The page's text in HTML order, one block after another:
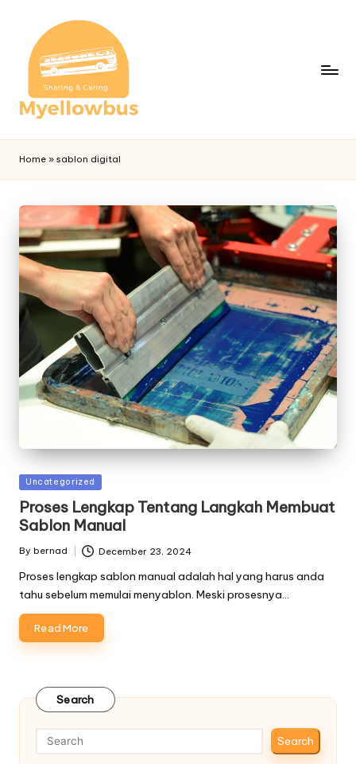
Home » sablon digital
Posted
in
Uncategorized
Proses Lengkap Tentang Langkah Membuat
Sablon Manual
Posted
By bernad December 23, 2024
Proses lengkap sablon manual adalah hal yang harus anda
tahu sebelum memulai menyablon. Meski prosesnya…
Read More
Search
Search